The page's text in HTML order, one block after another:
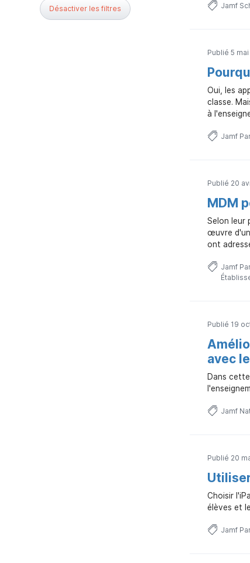
Désactiver les filtres Jamf
Publié 5
Oui, les
classe.
à
Jamf
Publié 20
MDM
Selon leur
œuvre
ont
Jamf
Publié 19
avec
Dans
Jamf
Publié 20
Choisir
élèves et
Jamf